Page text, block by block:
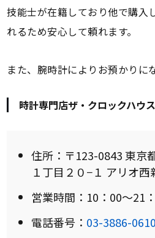
技能士が在籍しており他で購入
れるため安心して頼れます。
また、腕時計によりお預かりに
時計専門店ザ・クロックハウ
住所：〒123-0843 東京
１丁目２０−１ アリオ西
営業時間：10：00～21
電話番号： 03-3886-0610